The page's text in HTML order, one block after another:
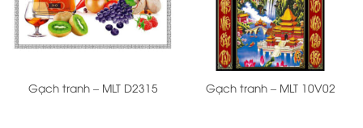
Gạch tranh – MLT D2315 Gạch tranh – MLT 10V02